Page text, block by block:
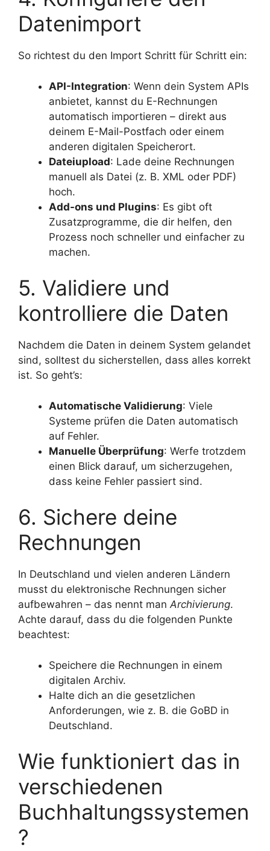
Datenimport
So richtest du den Import Schritt für Schritt ein:
API-Integration: Wenn dein System APIs
anbietet, kannst du E-Rechnungen
automatisch importieren – direkt aus
deinem E-Mail-Postfach oder einem
anderen digitalen Speicherort.
Dateiupload: Lade deine Rechnungen
manuell als Datei (z. B. XML oder PDF)
hoch.
Add-ons und Plugins: Es gibt oft
Zusatzprogramme, die dir helfen, den
Prozess noch schneller und einfacher zu
machen.
5. Validiere und
kontrolliere die Daten
Nachdem die Daten in deinem System gelandet
sind, solltest du sicherstellen, dass alles korrekt
ist. So geht’s:
Automatische Validierung: Viele
Systeme prüfen die Daten automatisch
auf Fehler.
Manuelle Überprüfung: Werfe trotzdem
einen Blick darauf, um sicherzugehen,
dass keine Fehler passiert sind.
6. Sichere deine
Rechnungen
In Deutschland und vielen anderen Ländern
musst du elektronische Rechnungen sicher
aufbewahren – das nennt manArchivierung.
Achte darauf, dass du die folgenden Punkte
beachtest:
Speichere die Rechnungen in einem
digitalen Archiv.
Halte dich an die gesetzlichen
Anforderungen, wie z. B. die GoBD in
Deutschland.
Wie funktioniert das in
verschiedenen
Buchhaltungssystemen
?